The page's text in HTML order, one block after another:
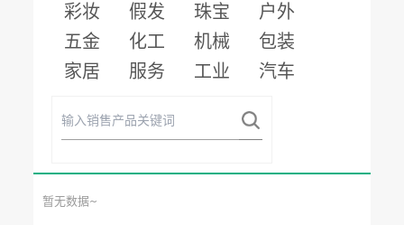
彩妆
假发 珠宝
户外
五金
化工 机械
包装
家居
服务 工业 汽车
暂无数据~